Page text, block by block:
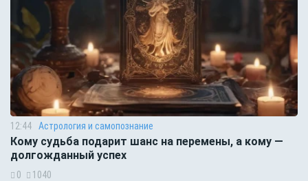
12:44 Астрология и самопознание
Кому судьба подарит шанс на перемены, а кому —
долгожданный успех
0 1040